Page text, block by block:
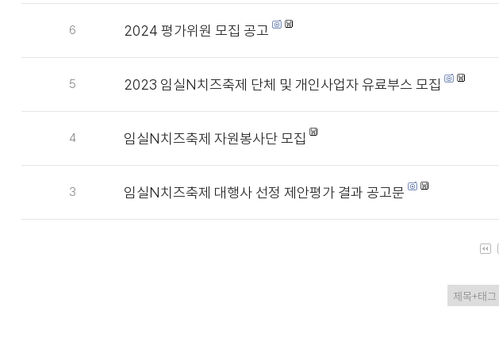
6 2024 평가위원 모집 공고
5 2023 임실N치즈축제 단체 및 개인사업자 유료부스 모집
4 임실N치즈축제 자원봉사단 모집
3 임실N치즈축제 대행사 선정 제안평가 결과 공고문